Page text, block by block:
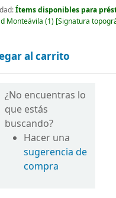
Ítems disponibles para
Monteávila (1) Signatura
al carrito
¿No encuentras lo
que estás
buscando?
Hacer una
sugerencia de
compra